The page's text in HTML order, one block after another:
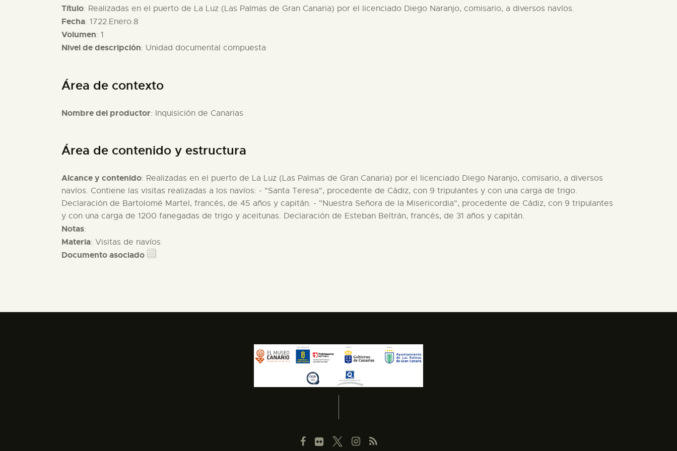
Título: Realizadas en el puerto de La Luz (Las Palmas de Gran Canaria) por el licenciado Diego Naranjo, comisario, a diversos navíos.
Fecha: 1722.Enero.8
Volumen: 1
Nivel de descripción: Unidad documental compuesta
Área de contexto
Nombre del productor: Inquisición de Canarias
Área de contenido y estructura
Alcance y contenido: Realizadas en el puerto de La Luz (Las Palmas de Gran Canaria) por el licenciado Diego Naranjo, comisario, a diversos
navíos. Contiene las visitas realizadas a los navíos: - "Santa Teresa", procedente de Cádiz, con 9 tripulantes y con una carga de trigo.
Declaración de Bartolomé Martel, francés, de 45 años y capitán. - "Nuestra Señora de la Misericordia", procedente de Cádiz, con 9 tripulantes
y con una carga de 1200 fanegadas de trigo y aceitunas. Declaración de Esteban Beltrán, francés, de 31 años y capitán.
Notas:
Materia: Visitas de navíos
Documento asociado